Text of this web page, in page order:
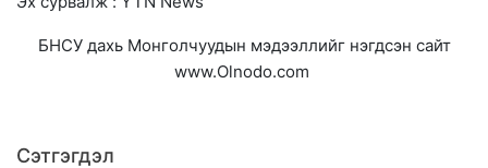
БНСУ дахь Монголчуудын мэдээллийг нэгдсэн сайт
www.Olnodo.com
Сэтгэгдэл